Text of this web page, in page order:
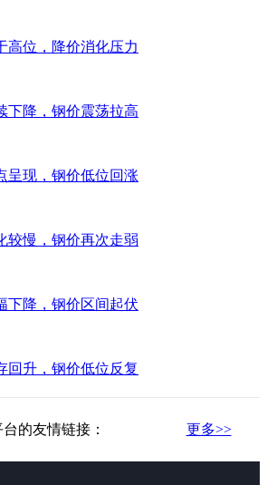
高位，降价消化压力
下降，钢价震荡拉高
呈现，钢价低位回涨
较慢，钢价再次走弱
下降，钢价区间起伏
回升，钢价低位反复
的友情链接： 更多>>